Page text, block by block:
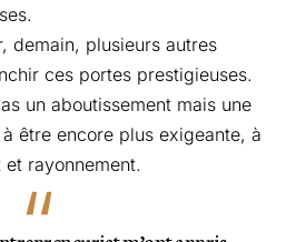
demain, plusieurs autres
ces portes prestigieuses.
un aboutissement mais une
être encore plus exigeante, à
rayonnement.